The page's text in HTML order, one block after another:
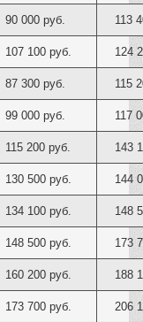
90 000 руб. 113
107 100 руб. 124
87 300 руб. 115
99 000 руб. 117
115 200 руб. 143
130 500 руб. 144
134 100 руб. 148
148 500 руб. 173
160 200 руб. 188
173 700 руб. 206